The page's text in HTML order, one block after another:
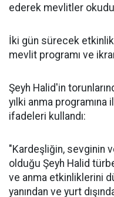
ederek mevlitler
İki gün sürecek
mevlit programı ve
Şeyh Halid'in
yılki anma programına
ifadeleri kullandı:
"Kardeşliğin, sevginin
olduğu Şeyh Halid
ve anma etkinliklerini
yanından ve yurt